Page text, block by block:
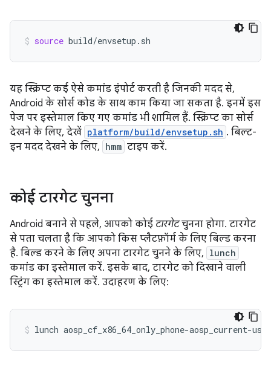
source build/envsetup.sh
यह स्क्रिप्ट कई ऐसे कमांड इंपोर्ट करती है जिनकी मदद से,
Android के सोर्स कोड के साथ काम किया जा सकता है. इनमें इस
पेज पर इस्तेमाल किए गए कमांड भी शामिल हैं. स्क्रिप्ट का सोर्स
देखने के लिए, देखें platform/build/envsetup.sh . बिल्ट-
इन मदद देखने के लिए, hmm टाइप करें.
कोई टारगेट चुनना
Android बनाने से पहले, आपको कोई टारगेटचुनना होगा. टारगेट
से पता चलता है कि आपको किस प्लैटफ़ॉर्म के लिए बिल्ड करना
है. बिल्ड करने के लिए अपना टारगेट चुनने के लिए, lunch
कमांड का इस्तेमाल करें. इसके बाद, टारगेट को दिखाने वाली
स्ट्रिंग का इस्तेमाल करें. उदाहरण के लिए:
lunch aosp_cf_x86_64_only_phone-aosp_current-